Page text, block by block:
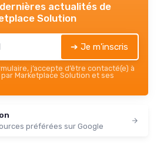
actualités de
Solution
➔ Je m'inscris
j’accepte d’être contacté(e) à
Marketplace Solution et ses
préférées sur Google